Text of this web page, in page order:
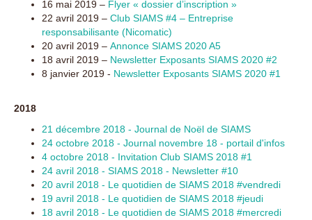
16 mai 2019 – Flyer « dossier d’inscription »
22 avril 2019 – Club SIAMS #4 – Entreprise
responsabilisante (Nicomatic)
20 avril 2019 – Annonce SIAMS 2020 A5
18 avril 2019 – Newsletter Exposants SIAMS 2020 #2
8 janvier 2019 - Newsletter Exposants SIAMS 2020 #1
2018
21 décembre 2018 - Journal de Noël de SIAMS
24 octobre 2018 - Journal novembre 18 - portail d'infos
4 octobre 2018 - Invitation Club SIAMS 2018 #1
24 avril 2018 - SIAMS 2018 - Newsletter #10
20 avril 2018 - Le quotidien de SIAMS 2018 #vendredi
19 avril 2018 - Le quotidien de SIAMS 2018 #jeudi
18 avril 2018 - Le quotidien de SIAMS 2018 #mercredi